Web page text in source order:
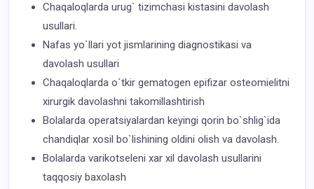
Chaqaloqlarda urug` tizimchasi kistasini davolash
usullari.
Nafas yo`llari yot jismlarining diagnostikasi va
davolash usullari
Chaqaloqlarda o`tkir gematogen epifizar osteomielitni
xirurgik davolashni takomillashtirish
Bolalarda operatsiyalardan keyingi qorin bo`shlig`ida
chandiqlar xosil bo`lishining oldini olish va davolash.
Bolalarda varikotseleni xar xil davolash usullarini
taqqosiy baxolash